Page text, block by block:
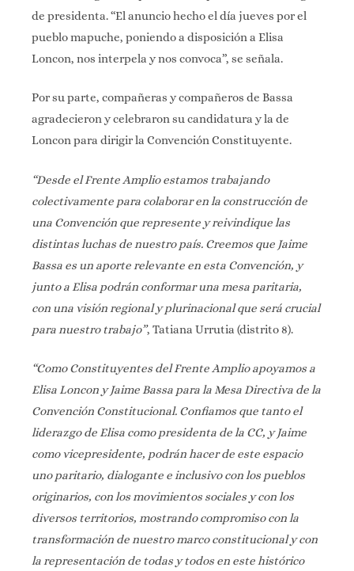
de presidenta. “El anuncio hecho el día jueves por el
pueblo mapuche, poniendo a disposición a Elisa
Loncon, nos interpela y nos convoca”, se señala.
Por su parte, compañeras y compañeros de Bassa
agradecieron y celebraron su candidatura y la de
Loncon para dirigir la Convención Constituyente.
“Desde el Frente Amplio estamos trabajando
colectivamente para colaborar en la construcción de
una Convención que represente y reivindique las
distintas luchas de nuestro país. Creemos que Jaime
Bassa es un aporte relevante en esta Convención, y
junto a Elisa podrán conformar una mesa paritaria,
con una visión regional y plurinacional que será crucial
para nuestro trabajo”, Tatiana Urrutia (distrito 8).
“Como Constituyentes del Frente Amplio apoyamos a
Elisa Loncon y Jaime Bassa para la Mesa Directiva de la
Convención Constitucional. Confiamos que tanto el
liderazgo de Elisa como presidenta de la CC, y Jaime
como vicepresidente, podrán hacer de este espacio
uno paritario, dialogante e inclusivo con los pueblos
originarios, con los movimientos sociales y con los
diversos territorios, mostrando compromiso con la
transformación de nuestro marco constitucional y con
la representación de todas y todos en este histórico